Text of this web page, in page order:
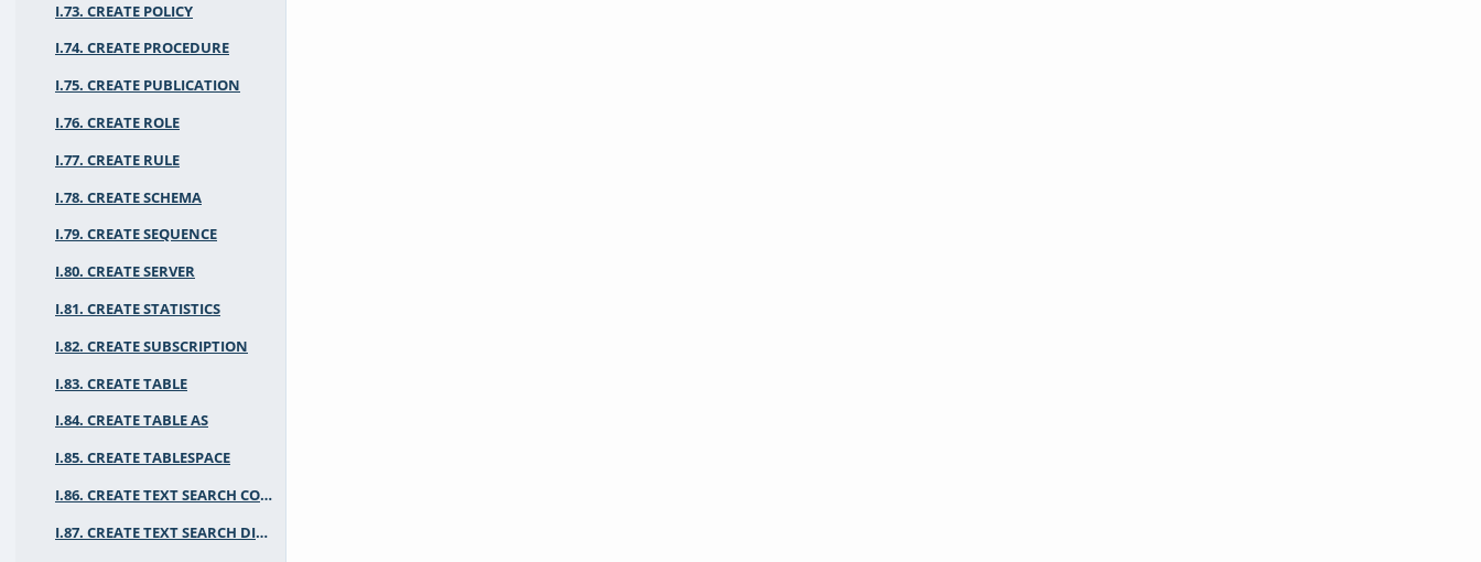
I.73. CREATE POLICY
I.74. CREATE PROCEDURE
I.75. CREATE PUBLICATION
I.76. CREATE ROLE
I.77. CREATE RULE
I.78. CREATE SCHEMA
I.79. CREATE SEQUENCE
I.80. CREATE SERVER
I.81. CREATE STATISTICS
I.82. CREATE SUBSCRIPTION
I.83. CREATE TABLE
I.84. CREATE TABLE AS
I.85. CREATE TABLESPACE
I.86. CREATE TEXT SEARCH CONFIGURATION
I.87. CREATE TEXT SEARCH DICTIONARY